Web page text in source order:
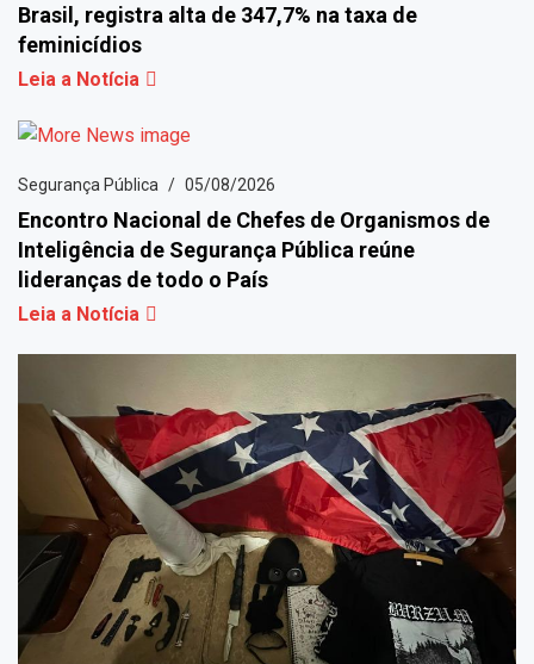
Brasil, registra alta de 347,7% na taxa de
feminicídios
Leia a Notícia
Segurança Pública 05/08/2026
Encontro Nacional de Chefes de Organismos de
Inteligência de Segurança Pública reúne
lideranças de todo o País
Leia a Notícia